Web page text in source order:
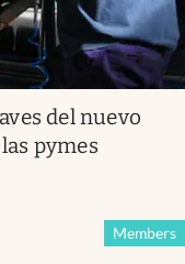
del nuevo
pymes
Members